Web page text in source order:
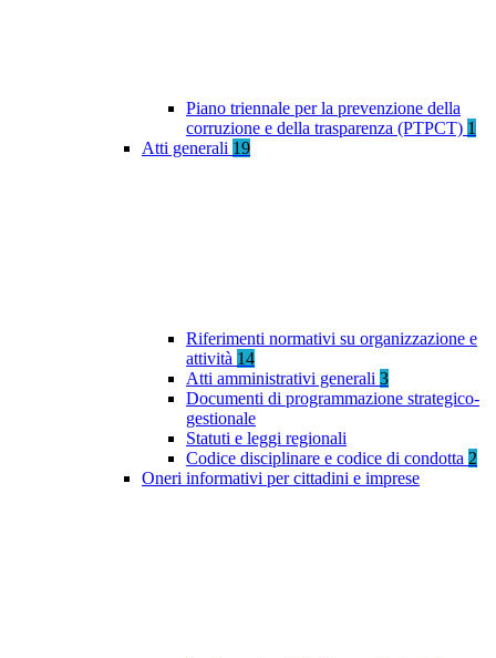
Piano triennale per la prevenzione della
corruzione e della trasparenza (PTPCT) 1
Atti generali 19
Riferimenti normativi su organizzazione e
attività 14
Atti amministrativi generali 3
Documenti di programmazione strategico-
gestionale
Statuti e leggi regionali
Codice disciplinare e codice di condotta 2
Oneri informativi per cittadini e imprese